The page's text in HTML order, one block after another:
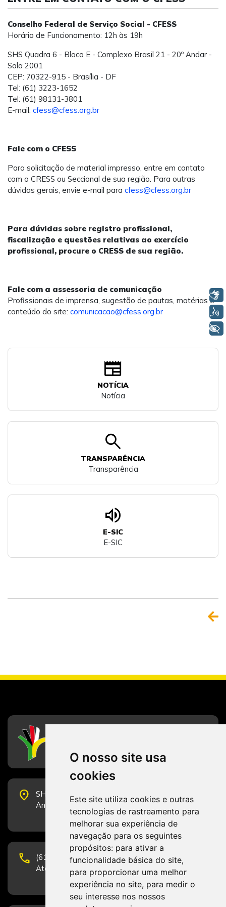
O nosso site usa
cookies
Este site utiliza cookies e outras
tecnologias de rastreamento para
melhorar sua experiência de
navegação para os seguintes
propósitos: para ativar a
funcionalidade básica do site,
para proporcionar uma melhor
experiência no site, para medir o
seu interesse nos nossos
Conselho Federal de Serviço Social - CFESS
Horário de Funcionamento: 12h às 19h
SHS Quadra 6 - Bloco E - Complexo Brasil 21 - 20º Andar -
Sala 2001
CEP: 70322-915 - Brasília - DF
Tel: (61) 3223-1652
Tel: (61) 98131-3801
E-mail: cfess@cfess.org.br
Fale com o CFESS
Para solicitação de material impresso, entre em contato
com o CRESS ou Seccional de sua região. Para outras
dúvidas gerais, envie e-mail para cfess@cfess.org.br
Para dúvidas sobre registro profissional,
fiscalização e questões relativas ao exercício
profissional, procure o CRESS de sua região.
Fale com a assessoria de comunicação
Profissionais de imprensa, sugestão de pautas, matérias e
conteúdo do site: comunicacao@cfess.org.br
newspaper
NOTÍCIA
Notícia
search
TRANSPARÊNCIA
Transparência
volume_up
E-SIC
E-SIC
place
SHS Quadra 6, Bloco E, Complexo Brasil 21, 20º
Andar, Sala 2001 - CEP 70322-915 - Brasília/DF
phone
(61) 3223-1652 e (61) 98131-3801.
Atendimento por telefone em horário comercial
Libras